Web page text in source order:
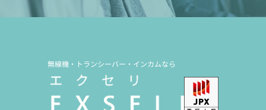
無線機・トランシーバー・インカムなら